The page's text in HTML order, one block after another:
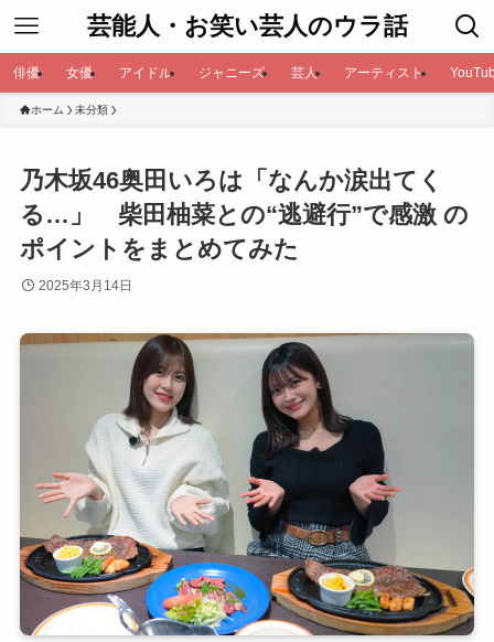
芸能人・お笑い芸人のウラ話
俳優 女優 アイドル ジャニーズ 芸人 アーティスト
ホーム 未分類
乃木坂46奥田いろは「なんか涙出てく
る…」 柴田柚菜との“逃避行”で感激 の
ポイントをまとめてみた
2025年3月14日